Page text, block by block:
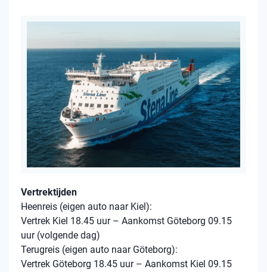
Vertrektijden
Heenreis (eigen auto naar Kiel):
Vertrek Kiel 18.45 uur – Aankomst Göteborg 09.15
uur (volgende dag)
Terugreis (eigen auto naar Göteborg):
Vertrek Göteborg 18.45 uur – Aankomst Kiel 09.15